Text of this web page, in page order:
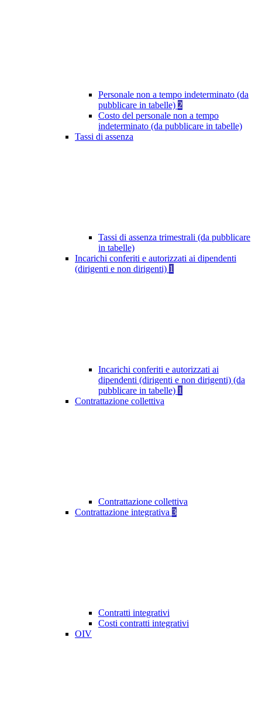
Personale non a tempo indeterminato (da
pubblicare in tabelle) 2
Costo del personale non a tempo
indeterminato (da pubblicare in tabelle)
Tassi di assenza
Tassi di assenza trimestrali (da pubblicare
in tabelle)
Incarichi conferiti e autorizzati ai dipendenti
(dirigenti e non dirigenti) 1
Incarichi conferiti e autorizzati ai
dipendenti (dirigenti e non dirigenti) (da
pubblicare in tabelle) 1
Contrattazione collettiva
Contrattazione collettiva
Contrattazione integrativa 3
Contratti integrativi
Costi contratti integrativi
OIV